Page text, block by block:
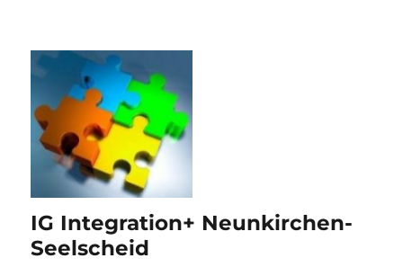
IG Integration+ Neunkirchen-
Seelscheid